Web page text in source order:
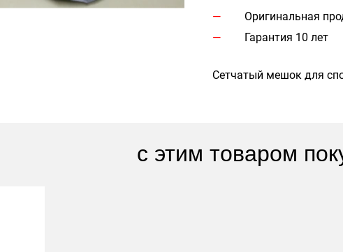
Оригинальная
Гарантия 10 лет
Сетчатый мешок для
с этим товаром